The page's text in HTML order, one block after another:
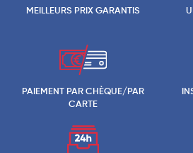
MEILLEURS PRIX GARANTIS
PAIEMENT PAR CHÈQUE/PAR
CARTE